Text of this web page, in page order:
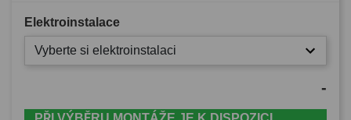
Elektroinstalace
Vyberte si elektroinstalaci
-